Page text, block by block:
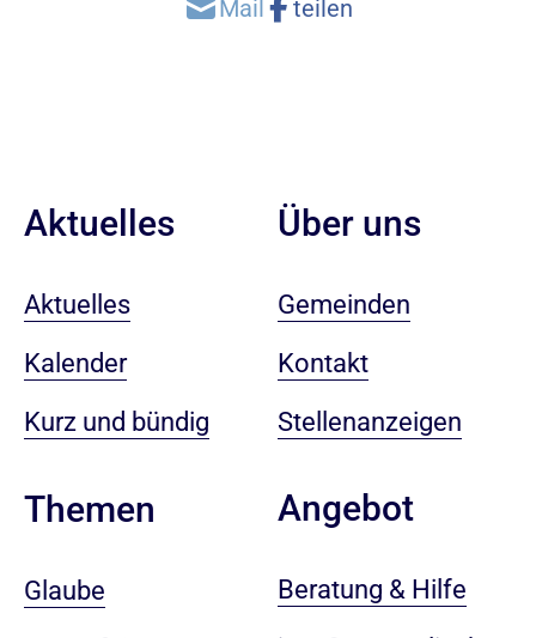
Aktuelles
Aktuelles
Kalender
Kurz und bündig
Themen
Glaube
Über uns
Gemeinden
Kontakt
Stellenanzeigen
Angebot
Beratung & Hilfe